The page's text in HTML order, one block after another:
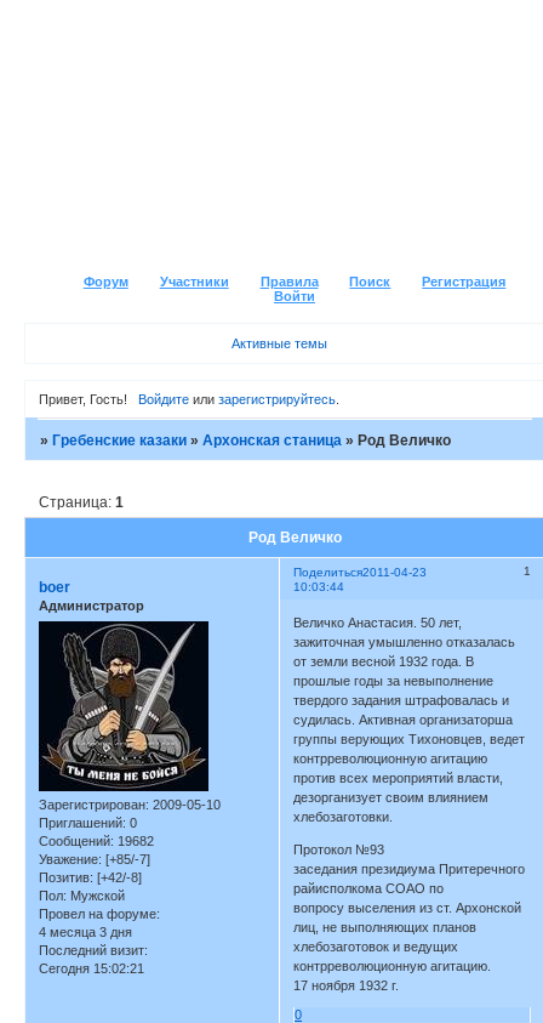
Форум Участники Правила Поиск
Регистрация
Войти
Активные темы
Привет, Гость! Войдитеили зарегистрируйтесь.
»Гребенские казаки »Архонская станица »Род Величко
Род Величко
Страница:1
Поделиться 1
2011-04-23
10:03:44
boer
Администратор
Зарегистрирован: 2009-05-10
Приглашений: 0
Сообщений: 19682
Уважение: [+85/-7]
Позитив: [+42/-8]
Пол: Мужской
Провел на форуме:
4 месяца 3 дня
Последний визит:
Сегодня 15:02:21
Величко Анастасия. 50 лет,
зажиточная умышленно отказалась
от земли весной 1932 года. В
прошлые годы за невыполнение
твердого задания штрафовалась и
судилась. Активная организаторша
группы верующих Тихоновцев, ведет
контрреволюционную агитацию
против всех мероприятий власти,
дезорганизует своим влиянием
хлебозаготовки.
Протокол №93
заседания президиума Притеречного
райисполкома СОАО по
вопросу выселения из ст. Архонской
лиц, не выполняющих планов
хлебозаготовок и ведущих
контрреволюционную агитацию.
17 ноября 1932 г.
0